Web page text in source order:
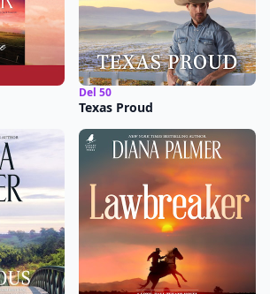
Del 50
Texas Proud